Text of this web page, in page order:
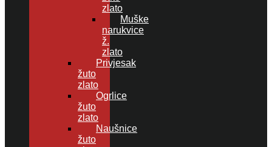
zlato
Muške
narukvice
ž.
zlato
Privjesak
žuto
zlato
Ogrlice
žuto
zlato
Naušnice
žuto